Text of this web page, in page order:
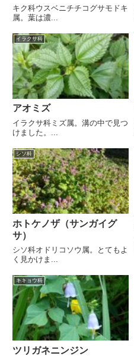
キク科ウスベニチチコグサモドキ
属。葉は濃...
イラクサ科
アオミズ
イラクサ科ミズ属。溝の中で見つ
けました。...
シソ科
ホトケノザ（サンガイグ
サ）
シソ科オドリコソウ属。とてもよ
く見かけま...
キキョウ科
ツリガネニンジン